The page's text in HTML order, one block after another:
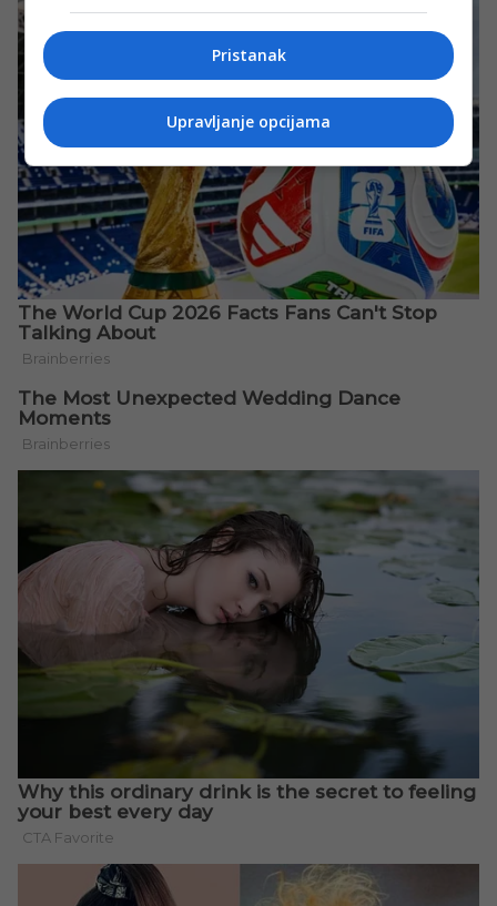
Pristanak
Upravljanje opcijama